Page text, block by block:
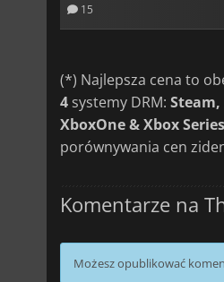
15
(*) Najlepsza cena to
4 systemy DRM: Steam,
XboxOne & Xbox
porównywania cen
Komentarze na
Możesz opublikować